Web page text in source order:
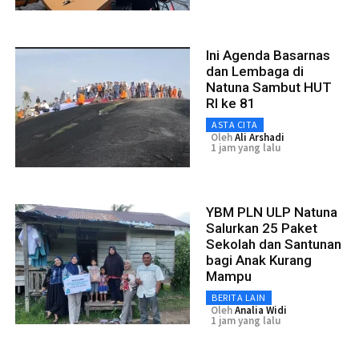
Ini Agenda Basarnas
dan Lembaga di
Natuna Sambut HUT
RI ke 81
ASTA CITA
OlehAli Arshadi
1 jam yang lalu
YBM PLN ULP Natuna
Salurkan 25 Paket
Sekolah dan Santunan
bagi Anak Kurang
Mampu
BERITA LAIN
OlehAnalia Widi
1 jam yang lalu